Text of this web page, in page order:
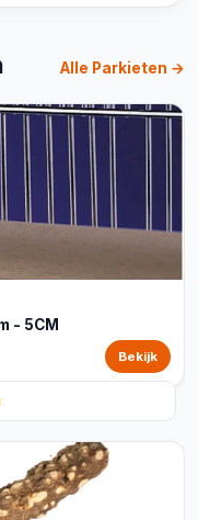
Alle Parkieten →
- 5CM
Bekijk